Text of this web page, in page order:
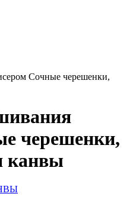
Сочные черешенки,
черешенки,
канвы